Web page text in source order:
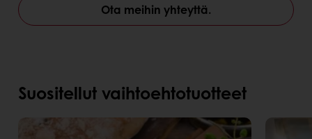
Ota meihin yhteyttä.
Suositellut vaihtoehtotuotteet